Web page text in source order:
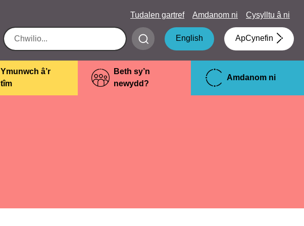
Tudalen gartref Amdanom ni Cysylltu â ni
Submit
search
English ApCynefin
Ymunwch â’r
tîm
Beth sy’n
newydd?
Amdanom ni